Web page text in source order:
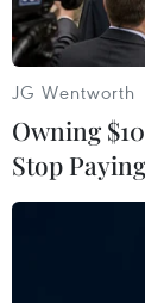
30/7/
JG Wentworth
Owning
Stop